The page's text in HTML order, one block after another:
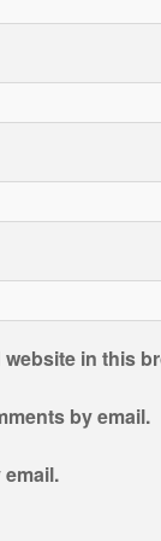
website in this
by email.